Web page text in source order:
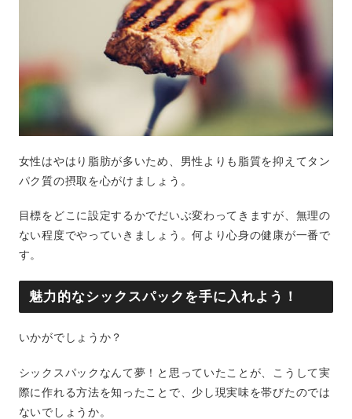
女性はやはり脂肪が多いため、男性よりも脂質を抑えてタン
パク質の摂取を心がけましょう。
目標をどこに設定するかでだいぶ変わってきますが、無理の
ない程度でやっていきましょう。何より心身の健康が一番で
す。
魅力的なシックスパックを手に入れよう！
いかがでしょうか？
シックスパックなんて夢！と思っていたことが、こうして実
際に作れる方法を知ったことで、少し現実味を帯びたのでは
ないでしょうか。